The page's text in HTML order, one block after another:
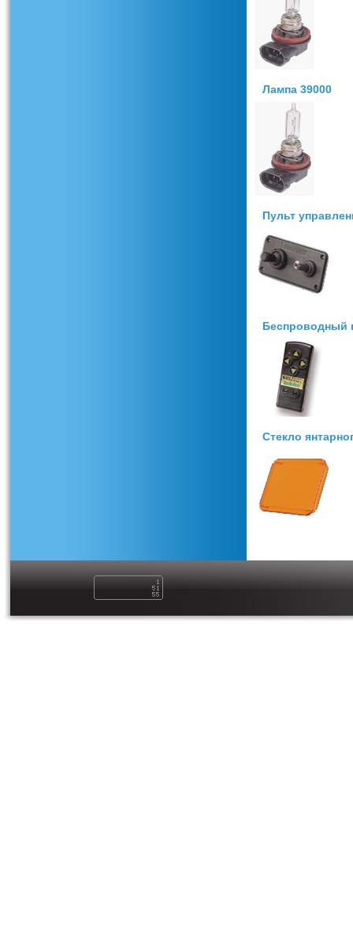
Лампа 39000
Пульт
Беспроводный
Стекло